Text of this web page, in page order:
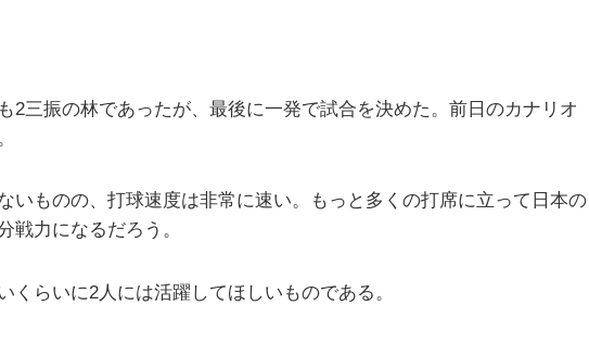
2三振の林であったが、最後に一発で試合を決めた。前日のカナリオ
いものの、打球速度は非常に速い。もっと多くの打席に立って日本の
戦力になるだろう。
くらいに2人には活躍してほしいものである。